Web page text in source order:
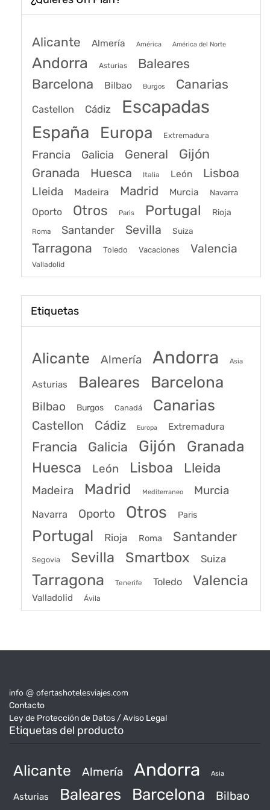
Alicante Almería América América del Norte
Andorra Asturias Baleares
Barcelona Bilbao Burgos Canarias
Castellon Cádiz Escapadas
España Europa Extremadura
Francia Galicia General Gijón
Granada Huesca Italia León Lisboa
Lleida Madeira Madrid Murcia Navarra
Oporto Otros Paris Portugal Rioja
Roma Santander Sevilla Suiza
Tarragona Toledo Vacaciones Valencia
Valladolid
Etiquetas
Alicante Almería Andorra Asia
Asturias Baleares Barcelona
Bilbao Burgos Canadá Canarias
Castellon Cádiz Europa Extremadura
Francia Galicia Gijón Granada
Huesca León Lisboa Lleida
Madeira Madrid Mediterraneo Murcia
Navarra Oporto Otros Paris
Portugal Rioja Roma Santander
Segovia Sevilla Smartbox Suiza
Tarragona Tenerife Toledo Valencia
Valladolid Ávila
info @ ofertashotelesviajes.com
Contacto
Ley de Protección de Datos / Aviso Legal
Etiquetas del producto
Alicante Almería Andorra Asia
Asturias Baleares Barcelona Bilbao